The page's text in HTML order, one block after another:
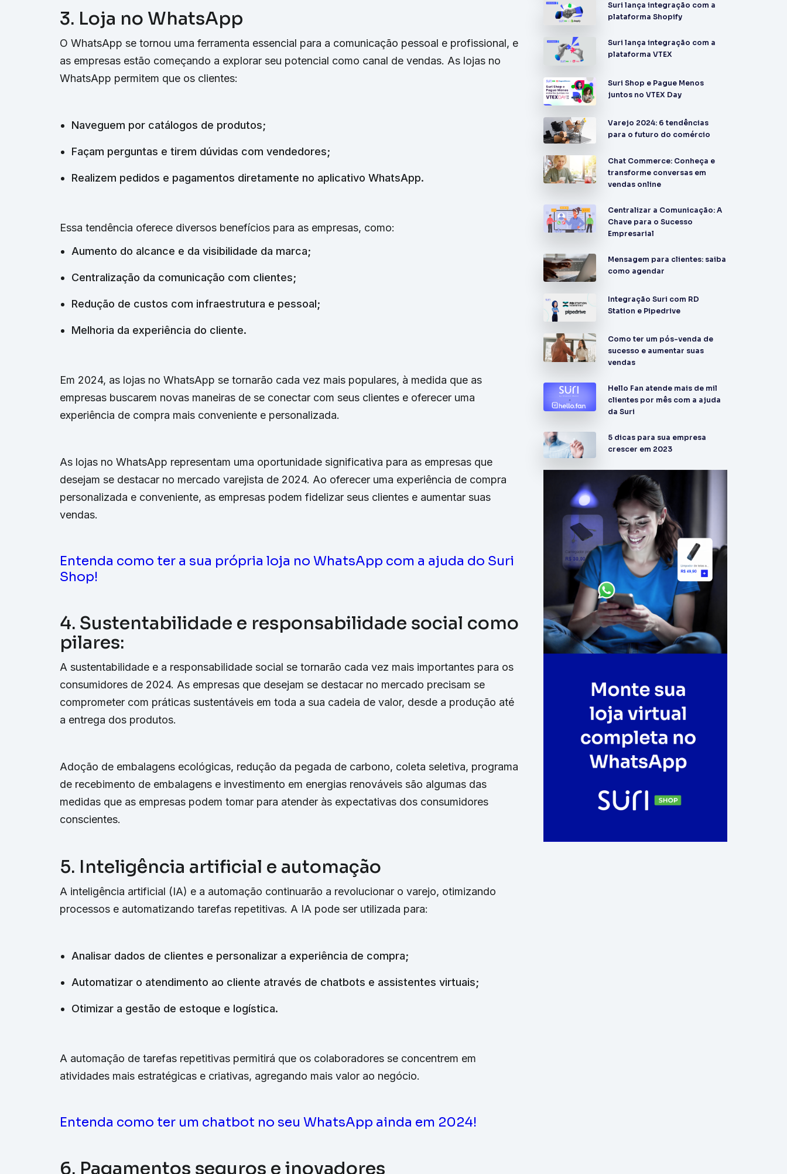
3. Loja no WhatsApp
O WhatsApp se tornou uma ferramenta essencial para a comunicação pessoal e profissional, e
as empresas estão começando a explorar seu potencial como canal de vendas. As lojas no
WhatsApp permitem que os clientes:
Naveguem por catálogos de produtos;
Façam perguntas e tirem dúvidas com vendedores;
Realizem pedidos e pagamentos diretamente no aplicativo WhatsApp.
Essa tendência oferece diversos benefícios para as empresas, como:
Aumento do alcance e da visibilidade da marca;
Centralização da comunicação com clientes;
Redução de custos com infraestrutura e pessoal;
Melhoria da experiência do cliente.
Em 2024, as lojas no WhatsApp se tornarão cada vez mais populares, à medida que as
empresas buscarem novas maneiras de se conectar com seus clientes e oferecer uma
experiência de compra mais conveniente e personalizada.
As lojas no WhatsApp representam uma oportunidade significativa para as empresas que
desejam se destacar no mercado varejista de 2024. Ao oferecer uma experiência de compra
personalizada e conveniente, as empresas podem fidelizar seus clientes e aumentar suas
vendas.
Entenda como ter a sua própria loja no WhatsApp com a ajuda do Suri
Shop!
4. Sustentabilidade e responsabilidade social como
pilares:
A sustentabilidade e a responsabilidade social se tornarão cada vez mais importantes para os
consumidores de 2024. As empresas que desejam se destacar no mercado precisam se
comprometer com práticas sustentáveis em toda a sua cadeia de valor, desde a produção até
a entrega dos produtos.
Adoção de embalagens ecológicas, redução da pegada de carbono, coleta seletiva, programa
de recebimento de embalagens e investimento em energias renováveis ​​são algumas das
medidas que as empresas podem tomar para atender às expectativas dos consumidores
conscientes.
5. Inteligência artificial e automação
A inteligência artificial (IA) e a automação continuarão a revolucionar o varejo, otimizando
processos e automatizando tarefas repetitivas. A IA pode ser utilizada para:
Analisar dados de clientes e personalizar a experiência de compra;
Automatizar o atendimento ao cliente através de chatbots e assistentes virtuais;
Otimizar a gestão de estoque e logística.
A automação de tarefas repetitivas permitirá que os colaboradores se concentrem em
atividades mais estratégicas e criativas, agregando mais valor ao negócio.
Entenda como ter um chatbot no seu WhatsApp ainda em 2024!
6. Pagamentos seguros e inovadores
Suri lança integração com a
plataforma Shopify
Suri lança integração com a
plataforma VTEX
Suri Shop e Pague Menos
juntos no VTEX Day
Varejo 2024: 6 tendências
para o futuro do comércio
Chat Commerce: Conheça e
transforme conversas em
vendas online
Centralizar a Comunicação: A
Chave para o Sucesso
Empresarial
Mensagem para clientes: saiba
como agendar
Integração Suri com RD
Station e Pipedrive
Como ter um pós-venda de
sucesso e aumentar suas
vendas
Hello Fan atende mais de mil
clientes por mês com a ajuda
da Suri
5 dicas para sua empresa
crescer em 2023